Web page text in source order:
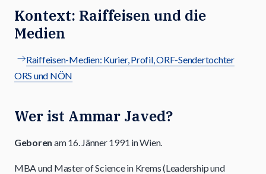
Kontext: Raiffeisen und die
Medien
Raiffeisen-Medien: Kurier, Profil, ORF-Sendertochter
ORS und NÖN
Wer ist Ammar Javed?
Geboren am 16. Jänner 1991 in Wien.
MBA und Master of Science in Krems (Leadership und